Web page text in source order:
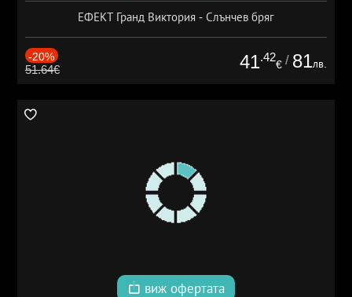
ЕФЕКТ Гранд Виктория - Слънчев бряг
-20%
51.64€ 41.42
€ / 81лв.
виж офертата